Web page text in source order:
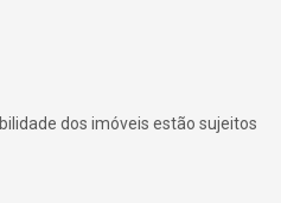
dos imóveis estão sujeitos